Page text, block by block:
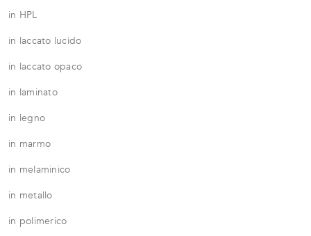
in HPL
in laccato lucido
in laccato opaco
in laminato
in legno
in marmo
in melaminico
in metallo
in polimerico